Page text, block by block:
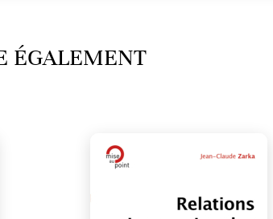
ÉGALEMENT